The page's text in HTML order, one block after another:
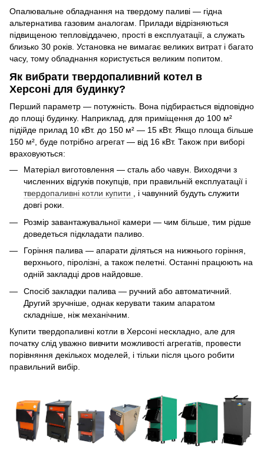
Опалювальне обладнання на твердому паливі — гідна
альтернатива газовим аналогам. Прилади відрізняються
підвищеною тепловіддачею, прості в експлуатації, а служать
близько 30 років. Установка не вимагає великих витрат і багато
часу, тому обладнання користується великим попитом.
Як вибрати твердопаливний котел в
Херсоні для будинку?
Перший параметр — потужність. Вона підбирається відповідно
до площі будинку. Наприклад, для приміщення до 100 м²
підійде прилад 10 кВт. до 150 м² — 15 кВт. Якщо площа більше
150 м², буде потрібно агрегат — від 16 кВт. Також при виборі
враховуються:
Матеріал виготовлення — сталь або чавун. Виходячи з
численних відгуків покупців, при правильній експлуатації і
твердопаливні котли купити , і чавунний будуть служити
довгі роки.
Розмір завантажувальної камери — чим більше, тим рідше
доведеться підкладати паливо.
Горіння палива — апарати діляться на нижнього горіння,
верхнього, піролізні, а також пелетні. Останні працюють на
одній закладці дров найдовше.
Спосіб закладки палива — ручний або автоматичний.
Другий зручніше, однак керувати таким апаратом
складніше, ніж механічним.
Купити твердопаливні котли в Херсоні нескладно, але для
початку слід уважно вивчити можливості агрегатів, провести
порівняння декількох моделей, і тільки після цього робити
правильний вибір.